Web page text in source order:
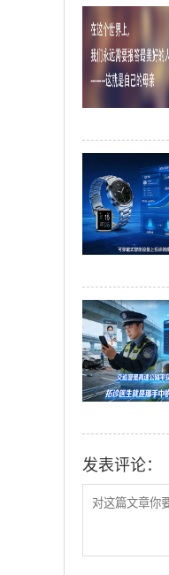
发表评论：